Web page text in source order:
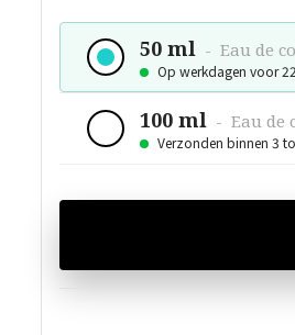
50 ml - Eau de
Op werkdagen voor
100 ml - Eau de
Verzonden binnen 3